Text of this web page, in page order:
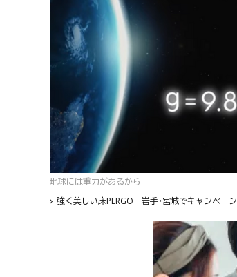
地球には重力があるから
強く美しい床PERGO｜岩手・宮城でキャンペーン